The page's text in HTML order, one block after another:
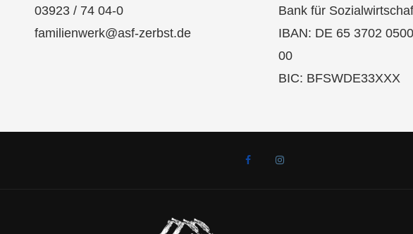
03923 / 74 04-0
familienwerk@asf-zerbst.de
Bank für
IBAN: DE 65 3702
00
BIC: BFSWDE33XXX